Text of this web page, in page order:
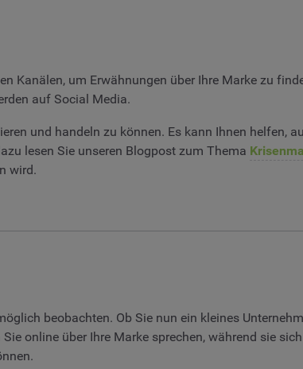
Kanälen, um Erwähnungen über Ihre Marke zu
auf Social Media.
und handeln zu können. Es kann Ihnen helfen,
lesen Sie unseren Blogpost zum Thema
wird.
beobachten. Ob Sie nun ein kleines
online über Ihre Marke sprechen, während sie